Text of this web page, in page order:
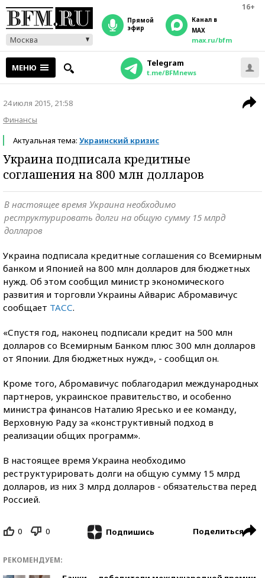
16+
Москва
прямой
эфир
Канал в
MAX
max.ru/bfm
МЕНЮ Telegram
t.me/BFMnews
24 июля 2015, 21:58
Финансы
Актуальная тема: Украинский кризис
Украина подписала кредитные
соглашения на 800 млн долларов
В настоящее время Украина необходимо
реструктурировать долги на общую сумму 15 млрд
долларов
Украина подписала кредитные соглашения со Всемирным
банком и Японией на 800 млн долларов для бюджетных
нужд. Об этом сообщил министр экономического
развития и торговли Украины Айварис Абромавичус
сообщает ТАСС.
«Спустя год, наконец подписали кредит на 500 млн
долларов со Всемирным Банком плюс 300 млн долларов
от Японии. Для бюджетных нужд», - сообщил он.
Кроме того, Абромавичус поблагодарил международных
партнеров, украинское правительство, и особенно
министра финансов Наталию Яресько и ее команду,
Верховную Раду за «конструктивный подход в
реализации общих программ».
В настоящее время Украина необходимо
реструктурировать долги на общую сумму 15 млрд
долларов, из них 3 млрд долларов - обязательства перед
Россией.
0 0 Подпишись Поделиться
РЕКОМЕНДУЕМ: